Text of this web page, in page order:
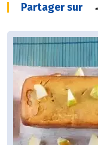
Partager sur